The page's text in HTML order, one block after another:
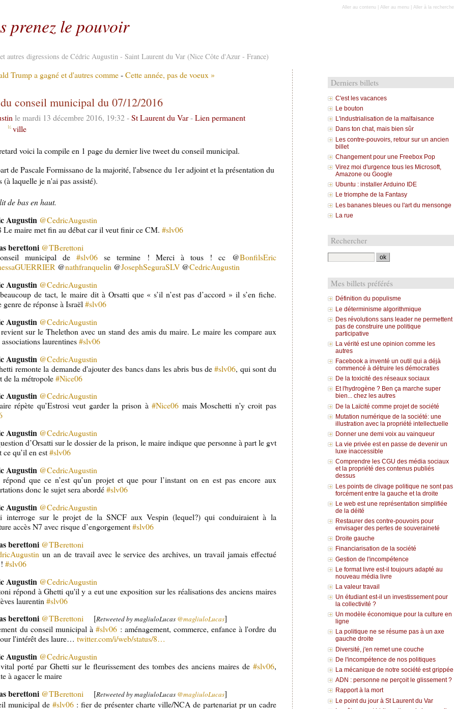
prenez le pouvoir
autres digressions de Cédric Augustin - Saint Laurent du Var (Nice Côte d'Azur - France)
Aller au contenu Aller au menu Aller à la recherche
Trump a gagné et d'autres comme - Cette année, pas de voeux »
conseil municipal du 07/12/2016
le mardi 13 décembre 2016, 19:32 -St Laurent du Var-Lien permanent
ville
voici la compile en 1 page du dernier live tweet du conseil municipal.
de Pascale Formissano de la majorité, l'absence du 1er adjoint et la présentation du
(à laquelle je n'ai pas assisté).
de bas en haut.
Augustin @CedricAugustin
Le maire met fin au débat car il veut finir ce CM.#slv06
berettoni @TBerettoni
municipal de#slv06 se termine ! Merci à tous ! cc @BonfilsEric
@nathfranquelin @JosephSeguraSLV @CedricAugustin
Augustin @CedricAugustin
de tact, le maire dit à Orsatti que « s’il n’est pas d’accord » il s’en fiche.
genre de réponse à Israël#slv06
Augustin @CedricAugustin
sur le Thelethon avec un stand des amis du maire. Le maire les compare aux
associations laurentines#slv06
Augustin @CedricAugustin
remonte la demande d'ajouter des bancs dans les abris bus de#slv06, qui sont du
de la métropole#Nice06
Augustin @CedricAugustin
répète qu’Estrosi veut garder la prison à#Nice06 mais Moschetti n’y croit pas
Augustin @CedricAugustin
d’Orsatti sur le dossier de la prison, le maire indique que personne à part le gvt
ce qu’il en est#slv06
Augustin @CedricAugustin
que ce n’est qu’un projet et que pour l’instant on en est pas encore aux
donc le sujet sera abordé#slv06
Augustin @CedricAugustin
interroge sur le projet de la SNCF aux Vespin (lequel?) qui conduiraient à la
accès N7 avec risque d’engorgement#slv06
berettoni @TBerettoni
un an de travail avec le service des archives, un travail jamais effectué
!#slv06
Augustin @CedricAugustin
répond à Ghetti qu'il y a eut une exposition sur les réalisations des anciens maires
laurentin#slv06
berettoni @TBerettoni [Retweeted by magliuloLucas @magliuloLucas]
du conseil municipal à#slv06 : aménagement, commerce, enfance à l'ordre du
l'intérêt des laure…twitter.com/i/web/status/8…
Augustin @CedricAugustin
porté par Ghetti sur le fleurissement des tombes des anciens maires de #slv06,
à agacer le maire
berettoni @TBerettoni [Retweeted by magliuloLucas @magliuloLucas]
municipal de#slv06 : fier de présenter charte ville/NCA de partenariat pr un cadre
Derniers billets
C'est les vacances
Le bouton
L'industrialisation de la malfaisance
Dans ton chat, mais bien sûr
Les contre-pouvoirs, retour sur un ancien
billet
Changement pour une Freebox Pop
Virez moi d'urgence tous les Microsoft,
Amazone ou Google
Ubuntu : installer Arduino IDE
Le triomphe de la Fantasy
Les bananes bleues ou l'art du mensonge
La rue
Rechercher
Mes billets préférés
Définition du populisme
Le déterminisme algorithmique
Des révolutions sans leader ne permettent
pas de construire une politique
participative
La vérité est une opinion comme les
autres
Facebook a inventé un outil qui a déjà
commencé à détruire les démocraties
De la toxicité des réseaux sociaux
Et l'hydrogène ? Ben ça marche super
bien... chez les autres
De la Laïcité comme projet de société
Mutation numérique de la société: une
illustration avec la propriété intellectuelle
Donner une demi voix au vainqueur
La vie privée est en passe de devenir un
luxe inaccessible
Comprendre les CGU des média sociaux
et la propriété des contenus publiés
dessus
Les points de clivage politique ne sont pas
forcément entre la gauche et la droite
Le web est une représentation simplifiée
de la déité
Restaurer des contre-pouvoirs pour
envisager des pertes de souveraineté
Droite gauche
Financiarisation de la société
Gestion de l'incompétence
Le format livre est-il toujours adapté au
nouveau média livre
La valeur travail
Un étudiant est-il un investissement pour
la collectivité ?
Un modèle économique pour la culture en
ligne
La politique ne se résume pas à un axe
gauche droite
Diversité, j'en remet une couche
De l'incompétence de nos politiques
La mécanique de notre société est grippée
ADN : personne ne perçoit le glissement ?
Rapport à la mort
Le point du jour à St Laurent du Var